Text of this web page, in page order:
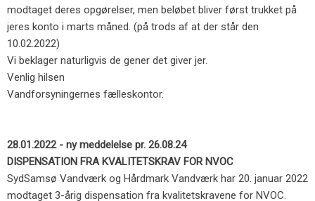
modtaget deres opgørelser, men beløbet bliver først trukket på
jeres konto i marts måned. (på trods af at der står den
10.02.2022)
Vi beklager naturligvis de gener det giver jer.
Venlig hilsen
Vandforsyningernes fælleskontor.
28.01.2022 - ny meddelelse pr. 26.08.24
DISPENSATION FRA KVALITETSKRAV FOR NVOC
SydSamsø Vandværk og Hårdmark Vandværk har 20. januar 2022
modtaget 3-årig dispensation fra kvalitetskravene for NVOC.